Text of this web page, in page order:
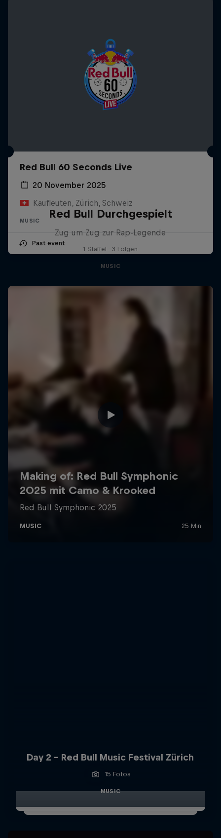
Red Bull 60 Seconds Live
20 November 2025
Kaufleuten, Zürich, Schweiz
MUSIC
Past event
Red Bull Durchgespielt
Zug um Zug zur Rap-Legende
1 Staffel · 3 Folgen
MUSIC
Day 2 - Red Bull Music Festival Zürich
15 Fotos
MUSIC